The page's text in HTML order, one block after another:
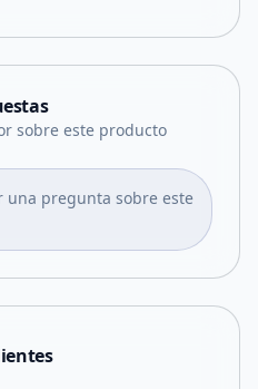
sobre este producto
una pregunta sobre este